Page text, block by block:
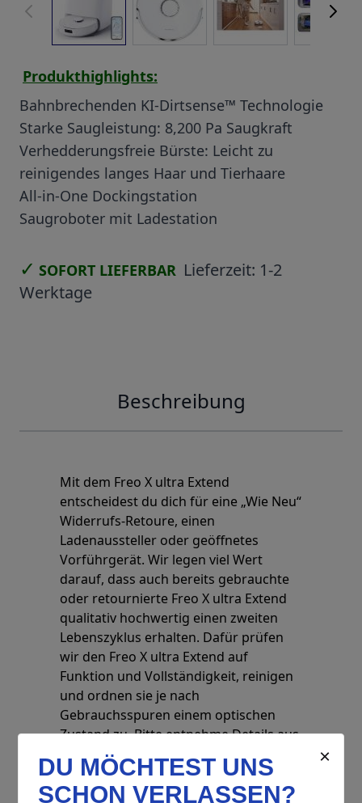
Produkthighlights:
Bahnbrechenden KI-Dirtsense™ Technologie
Starke Saugleistung: 8,200 Pa Saugkraft
Verhedderungsfreie Bürste: Leicht zu
reinigendes langes Haar und Tierhaare
All-in-One Dockingstation
Saugroboter mit Ladestation
✓ SOFORT LIEFERBAR Lieferzeit: 1-2
Werktage
Beschreibung
Mit dem Freo X ultra Extend
entscheidest du dich für eine „Wie Neu“
Widerrufs-Retoure, einen
Ladenaussteller oder geöffnetes
Vorführgerät. Wir legen viel Wert
darauf, dass auch bereits gebrauchte
oder retournierte Freo X ultra Extend
qualitativ hochwertig einen zweiten
Lebenszyklus erhalten. Dafür prüfen
wir den Freo X ultra Extend auf
Funktion und Vollständigkeit, reinigen
und ordnen sie je nach
Gebrauchsspuren einem optischen
Zustand zu. Bitte entnehme Details aus
der folgenden Zustandsbeschreibung.
Zustand „Wie Neu“:
> Gerät: ohne sichtbare